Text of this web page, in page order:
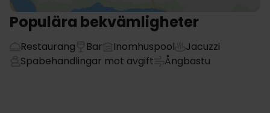
Populära bekvämligheter
Restaurang Bar Inomhuspool
Jacuzzi
Spabehandlingar mot avgift
Ångbastu